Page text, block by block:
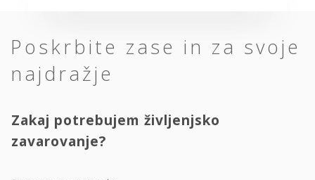
Poskrbite zase in za svoje
najdražje
Zakaj potrebujem življenjsko
zavarovanje?